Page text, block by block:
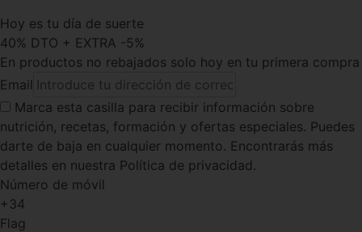
Hoy es tu día de suerte
40% DTO + EXTRA -5%
En productos no rebajados solo hoy en tu primera compra
Email
Marca esta casilla para recibir información sobre
nutrición, recetas, formación y ofertas especiales. Puedes
darte de baja en cualquier momento. Encontrarás más
detalles en nuestra Política de privacidad.
Número de móvil
+34
Flag